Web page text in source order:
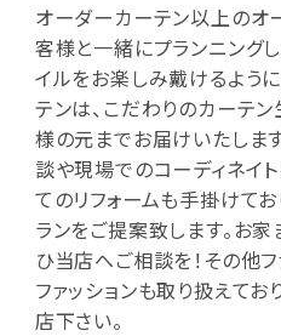
オーダーカーテン以上のオ
客様と一緒にプランニング
イルをお楽しみ戴けるよ
テンは、こだわりのカーテ
様の元までお届けいたしま
談や現場でのコーディネイ
てのリフォームも手掛けて
ランをご提案致します。お
ひ当店へご相談を！その他
ファッションも取り扱えてお
店下さい。